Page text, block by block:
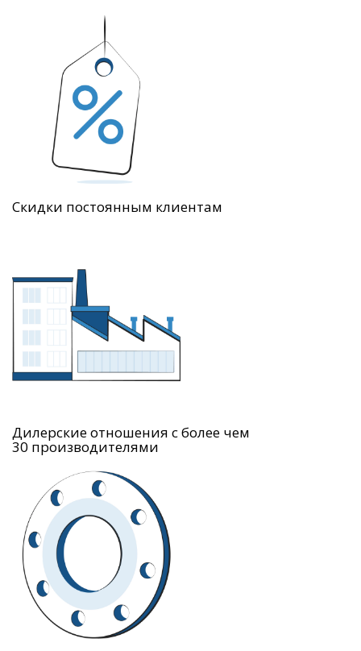
Скидки постоянным клиентам
Дилерские отношения с более чем
30 производителями